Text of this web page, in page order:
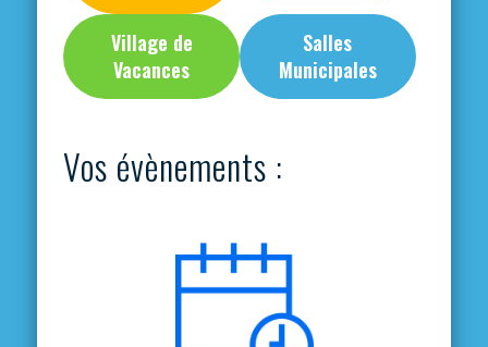
Village de
Vacances
Salles
Municipales
Vos évènements :